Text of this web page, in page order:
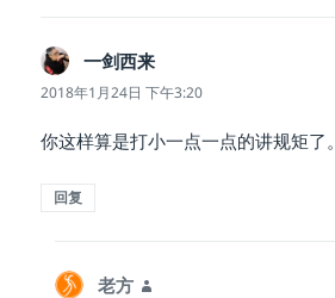
一剑西来
道：
2018年1月24日 下午3:20
你这样算是打小一点一点的讲规矩了。
回复
老方